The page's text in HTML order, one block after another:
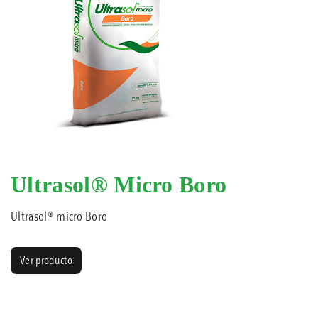
Ultrasol® Micro Boro
Ultrasol® micro Boro
Ver producto